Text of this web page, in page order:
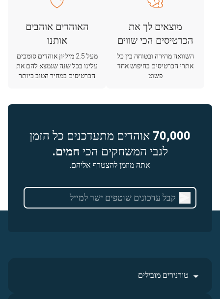
מוצאים לך את
הכרטיסים הכי שווים
השוואה מהירה ובטוחה בין כל
אתרי הכרטיסים בחיפוש אחד
פשוט
האוהדים אוהבים
אותנו
מעל 2.5 מיליון אוהדים סומכים
עלינו בכל שנה שנמצא להם את
הכרטיסים במחיר הטוב ביותר
70,000 אוהדים מתעדכנים כל הזמן
לגבי המשחקים הכי חמים.
אתה מוזמן להצטרף אליהם.
טורנירים מובילים